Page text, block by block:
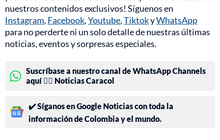
nuestros contenidos exclusivos! Síguenos en
Instagram, Facebook,Youtube,TiktokyWhatsApp
para no perderte ni un solo detalle de nuestras últimas
noticias, eventos y sorpresas especiales.
Suscríbase a nuestro canal de WhatsApp Channels
aquí 👉🏻 Noticias Caracol
✔️ Síganos en Google Noticias con toda la
información de Colombia y el mundo.